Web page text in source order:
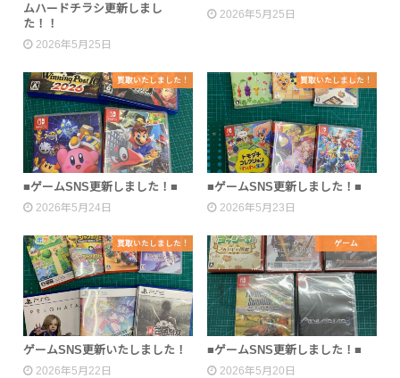
ムハードチラシ更新しまし
た！！
2026年5月25日
2026年5月25日
買取いたしました！
■ゲームSNS更新しました！■
2026年5月24日
買取いたしました！
■ゲームSNS更新しました！■
2026年5月23日
買取いたしました！
ゲームSNS更新いたしました！
2026年5月22日
ゲーム
■ゲームSNS更新しました！■
2026年5月20日